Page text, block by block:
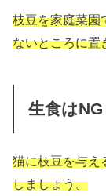
枝豆を家庭菜園
ないところに置
生食はNG
猫に枝豆を与え
しましょう。